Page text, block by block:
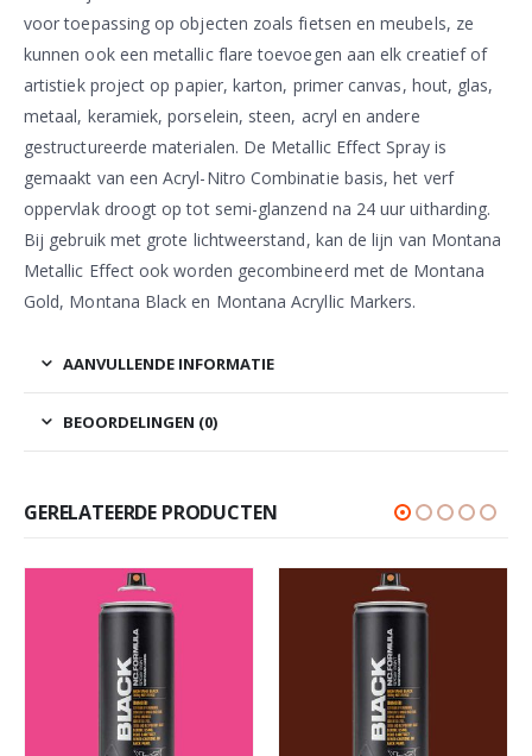
voor toepassing op objecten zoals fietsen en meubels, ze
kunnen ook een metallic flare toevoegen aan elk creatief of
artistiek project op papier, karton, primer canvas, hout, glas,
metaal, keramiek, porselein, steen, acryl en andere
gestructureerde materialen. De Metallic Effect Spray is
gemaakt van een Acryl-Nitro Combinatie basis, het verf
oppervlak droogt op tot semi-glanzend na 24 uur uitharding.
Bij gebruik met grote lichtweerstand, kan de lijn van Montana
Metallic Effect ook worden gecombineerd met de Montana
Gold, Montana Black en Montana Acryllic Markers.
AANVULLENDE INFORMATIE
BEOORDELINGEN (0)
GERELATEERDE PRODUCTEN